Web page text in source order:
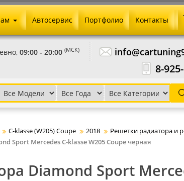
09:00 - 20:00 (МСК)
8-
вознаграждение
прайс
Автосервис Портфолио Контакты
C-klasse (W205) Coupe 2018
Решетки радиатора и
Sport Mercedes C-klasse W205 Coupe черная
Diamond Sport